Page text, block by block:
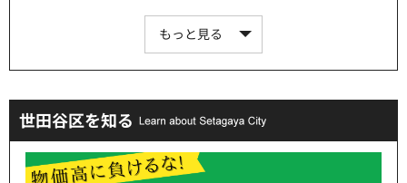
もっと見る
世田谷区を知る